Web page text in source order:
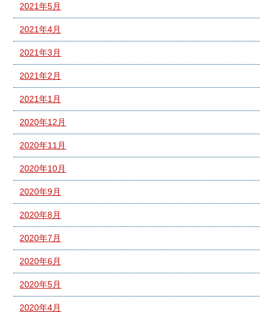
2021年5月
2021年4月
2021年3月
2021年2月
2021年1月
2020年12月
2020年11月
2020年10月
2020年9月
2020年8月
2020年7月
2020年6月
2020年5月
2020年4月